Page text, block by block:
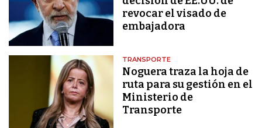
revocar el visado de
embajadora
TRANSPORTE
Noguera traza la hoja de
ruta para su gestión en el
Ministerio de
Transporte